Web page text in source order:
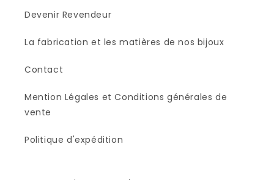
Devenir Revendeur
La fabrication et les matières de nos bijoux
Contact
Mention Légales et Conditions générales de
vente
Politique d'expédition